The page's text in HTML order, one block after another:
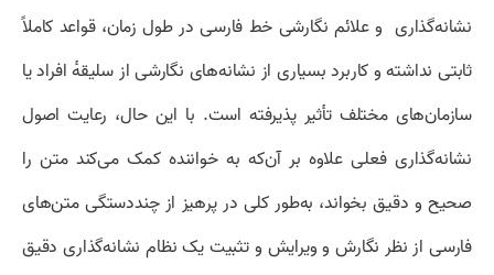
نشانه‌گذاری و علائم نگارشی خط فارسی در طول زمان، قواعد کاملاً
ثابتی نداشته و کاربرد بسیاری از نشانه‌های نگارشی از سلیقهٔ افراد یا
سازمان‌های مختلف تأثیر پذیرفته است. با این حال، رعایت اصول
نشانه‌گذاری فعلی علاوه بر آن‌که به خواننده کمک می‌کند متن را
صحیح و دقیق بخواند، به‌طور کلی در پرهیز از چنددستگی متن‌های
فارسی از نظر نگارش و ویرایش و تثبیت یک نظام نشانه‌گذاری دقیق